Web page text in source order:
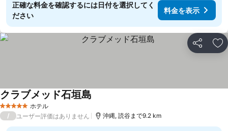
正確な料金を確認するには日付を選択してく
ださい
料金を表示
シェア お
5 ホテルのランク
ホテル
クラブメッド石垣島
/ ユーザー評価はありません 沖縄, 読谷まで9.2 km